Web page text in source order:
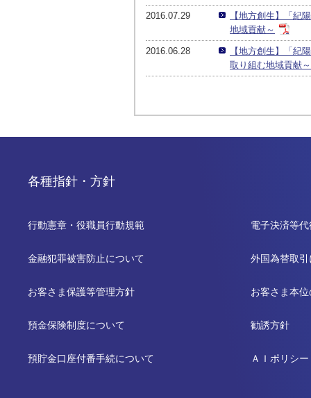
2016.07.29
【地方創生】「紀
地域貢献～
2016.06.28
【地方創生】「紀
取り組む地域貢献～
各種指針・方針
行動憲章・役職員行動規範
金融犯罪被害防止について
お客さま保護等管理方針
預金保険制度について
預貯金口座付番手続について
電子決済等
外国為替取
お客さま本
勧誘方針
ＡＩポリシー